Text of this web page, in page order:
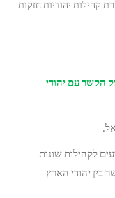
קהילות יהודיות חזקות
הקשר עם יהודי
לקהילות שונות
בין יהודי הארץ